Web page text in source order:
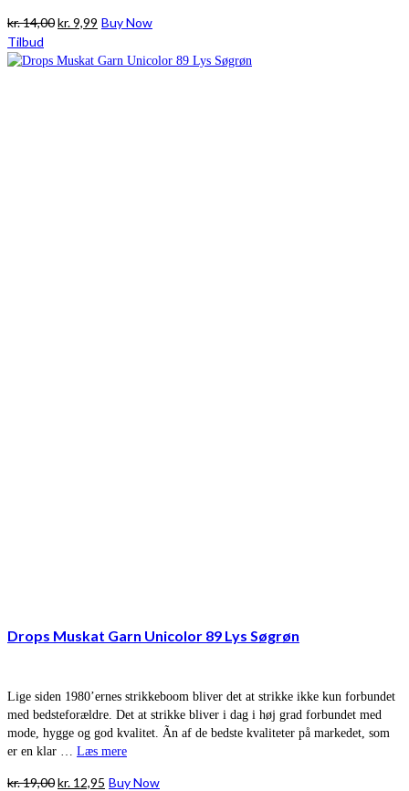
kr.14,00Den
pris
kr.9,99 Den
pris
Buy Now
Tilbud
Drops Muskat Garn Unicolor 89 Lys Søgrøn
Lige siden 1980’ernes strikkeboom bliver det at strikke ikke kun forbundet
med bedsteforældre. Det at strikke bliver i dag i høj grad forbundet med
mode, hygge og god kvalitet. Ãn af de bedste kvaliteter på markedet, som
er en klar … Læs mere
kr.19,00Den
kr. 12,95 Den
Buy Now